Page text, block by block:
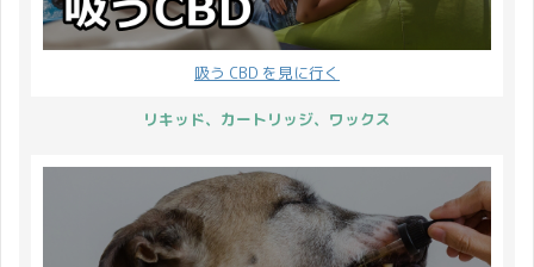
吸う CBD を見に行く
リキッド、カートリッジ、ワックス